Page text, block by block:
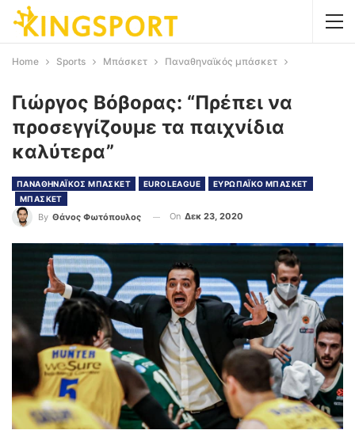
Home Sports Μπάσκετ Παναθηναϊκός μπάσκετ
Γιώργος Βόβορας: “Πρέπει να
προσεγγίζουμε τα παιχνίδια
καλύτερα”
ΠΑΝΑΘΗΝΑΪΚΟΣ ΜΠΑΣΚΕΤ EUROLEAGUE
ΕΥΡΩΠΑΪΚΟ ΜΠΑΣΚΕΤ
ΜΠΑΣΚΕΤ
By Θάνος Φωτόπουλος On Δεκ 23, 2020